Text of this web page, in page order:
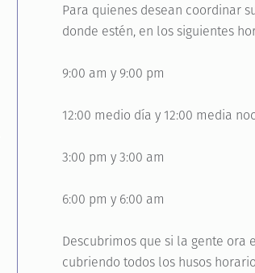
Para quienes desean coordinar
donde estén, en los siguientes
9:00 am y 9:00 pm
12:00 medio día y 12:00 media
3:00 pm y 3:00 am
6:00 pm y 6:00 am
Descubrimos que si la gente ora
cubriendo todos los husos